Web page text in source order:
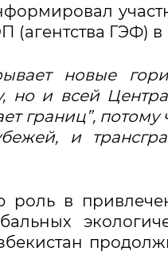
(агентства ГЭФ)
новые
но и всей
границ”,
и
роль в